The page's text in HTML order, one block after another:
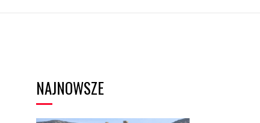
NAJNOWSZE